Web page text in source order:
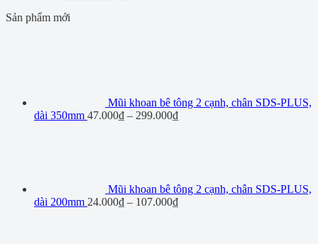
Sản phẩm mới
Mũi khoan bê tông 2 cạnh, chân SDS-PLUS,
dài 350mm 47.000₫ – 299.000₫
Mũi khoan bê tông 2 cạnh, chân SDS-PLUS,
dài 200mm 24.000₫ – 107.000₫